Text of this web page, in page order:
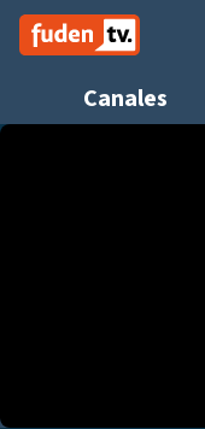
Saltar
contenido
Canales